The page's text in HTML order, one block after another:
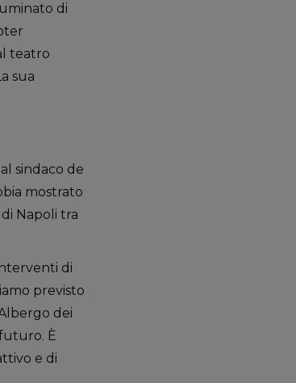
di
teatro
sua
sindaco de
mostrato
Napoli tra
di
previsto
dei
È
e di